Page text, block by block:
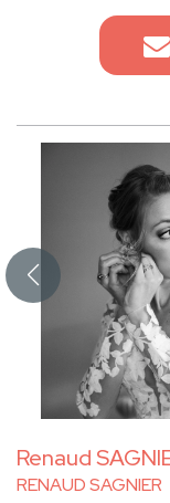
Renaud
RENAUD SAGNIER